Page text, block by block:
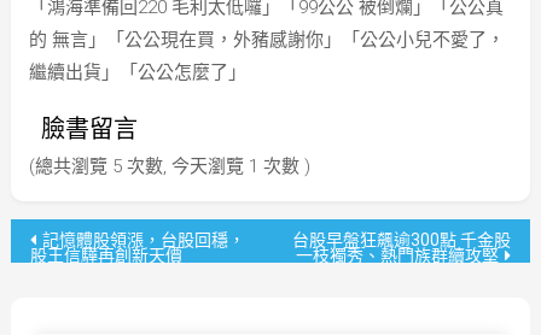
「鴻海準備回220 毛利太低囉」「99公公 被倒爛」「公公真
的 無言」「公公現在買，外豬感謝你」「公公小兒不愛了，
繼續出貨」「公公怎麼了」
臉書留言
(總共瀏覽 5 次數, 今天瀏覽 1 次數 )
文記憶體股領漲，台股回穩，
股王信驊再創新天價
台股早盤狂飆逾300點 千金股
一枝獨秀、熱門族群續攻堅